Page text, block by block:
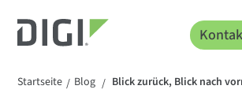
Startseite / Blog / Blick zurück, Blick nach